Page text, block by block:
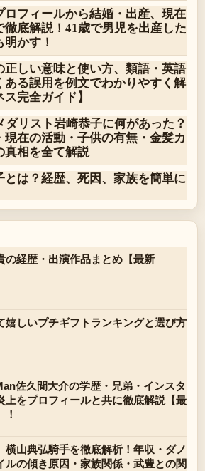
ロフィールから結婚・出産、現在
徹底解説！41歳で男児を出産した
かす！
正しい意味と使い方、類語・英語
ある誤用を例文でわかりやすく解
完全ガイド】
ダリスト岩崎恭子に何があった？
現在の活動・子供の有無・金髪カ
真相を全て解説
とは？経歴、死因、家族を簡単に
の経歴・出演作品まとめ【最新
嬉しいプチギフトランキングと選び方
佐久間大介の学歴・兄弟・インスタ
上をプロフィールと共に徹底解説【最
！
横山典弘騎手を徹底解析！年収・ダノ
ルの傾き原因・家族関係・武豊との関